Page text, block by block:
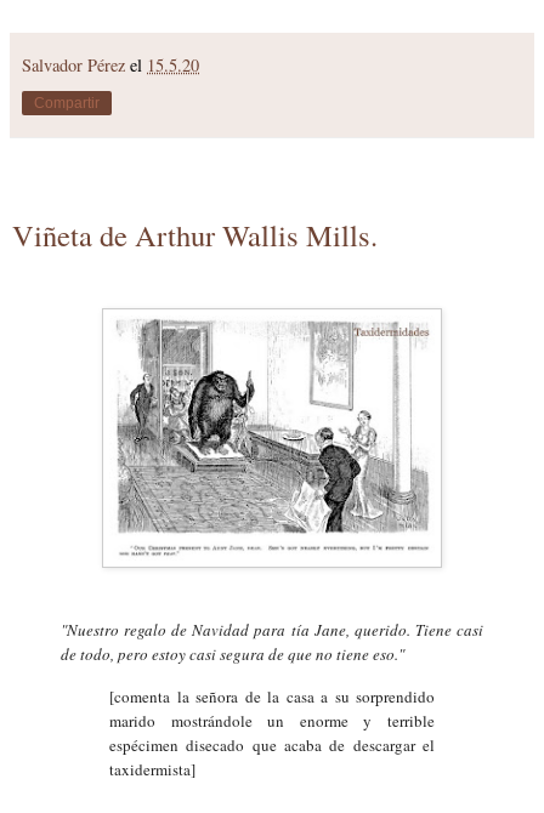
Salvador Pérez el 15.5.20
Compartir
Viñeta de Arthur Wallis Mills.
"Nuestro regalo de Navidad para tía Jane, querido. Tiene casi
de todo, pero estoy casi segura de que no tiene eso."
[comenta la señora de la casa a su sorprendido
marido mostrándole un enorme y terrible
espécimen disecado que acaba de descargar el
taxidermista]